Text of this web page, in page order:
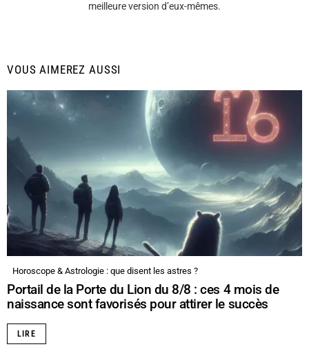
meilleure version d’eux-mêmes.
VOUS AIMEREZ AUSSI
Horoscope & Astrologie : que disent les astres ?
Portail de la Porte du Lion du 8/8 : ces 4 mois de
naissance sont favorisés pour attirer le succès
LIRE